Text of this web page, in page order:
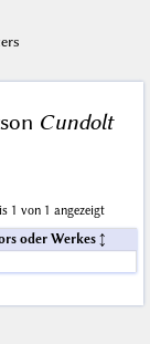
Cundolt
1 von 1 angezeigt
oder Werkes